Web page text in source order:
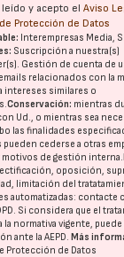
leído y acepto elAviso
Protección de Datos
Interempresas Media,
Suscripción a nuestra(s)
Gestión de cuenta de
relacionados con la
intereses similares o
Conservación: mientras
Ud., o mientras sea
las finalidades
pueden cederse a otras
motivos de gestión interna.
oposición,
limitación del
automatizadas: contacte
. Si considera que el
la normativa vigente,
ante laAEPD.Más
Protección de Datos